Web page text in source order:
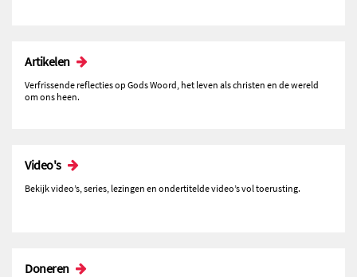
Artikelen
Verfrissende reflecties op Gods Woord, het leven als christen en de wereld
om ons heen.
Video's
Bekijk video’s, series, lezingen en ondertitelde video’s vol toerusting.
Doneren